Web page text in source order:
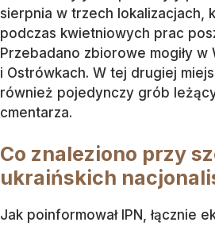
sierpnia w trzech lokalizacjach,
podczas kwietniowych prac
Przebadano zbiorowe mogiły w
i Ostrówkach. W tej drugiej
również pojedynczy grób
cmentarza.
Co znaleziono przy
ukraińskich
Jak poinformował IPN, łącznie